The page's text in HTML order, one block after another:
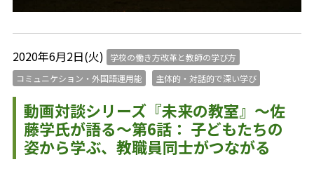
2020年6月2日(火)
学校の働き方改革と教師の学び方
コミュニケション・外国語運用能
主体的・対話的で深い学び
動画対談シリーズ『未来の教室』～佐
藤学氏が語る～第6話： 子どもたちの
姿から学ぶ、教職員同士がつながる